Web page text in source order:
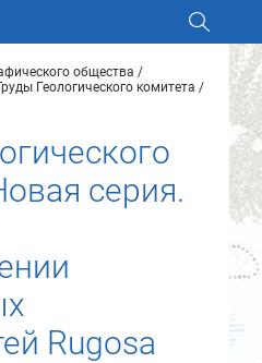
Найти
общества
Геологического комитета
серия.
Rugosa